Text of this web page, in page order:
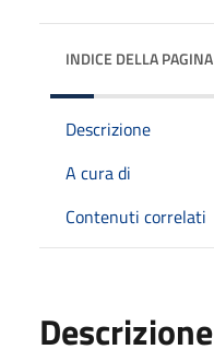
INDICE DELLA PAGINA
Descrizione
A cura di
Contenuti correlati
Descrizione